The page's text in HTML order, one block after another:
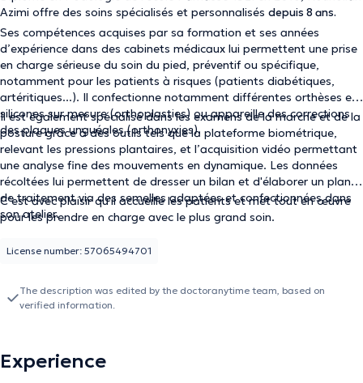
Azimi offre des soins spécialisés et personnalisés depuis 8 ans.
Ses compétences acquises par sa formation et ses années
d’expérience dans des cabinets médicaux lui permettent une prise
en charge sérieuse du soin du pied, préventif ou spécifique,
notamment pour les patients à risques (patients diabétiques,
artéritiques...). Il confectionne notamment différentes orthèses en
silicones sur mesure (orthoplasties) ou appareille des corrections
des plaques unguéales (orthonyxies).
Il est également spécialisé dans les examens de la marche et de la
posture grâce à des outils tels que la plateforme biométrique,
relevant les pressions plantaires, et l’acquisition vidéo permettant
une analyse fine des mouvements en dynamique. Les données
récoltées lui permettent de dresser un bilan et d'élaborer un plan
de traitement via des semelles adaptées et confectionnées dans
son atelier.
C’est avec plaisir qu'il accueille les patients et met tout en œuvre
pour les prendre en charge avec le plus grand soin.
License number: 57065494701
The description was edited by the doctoranytime team, based on
verified information.
Experience